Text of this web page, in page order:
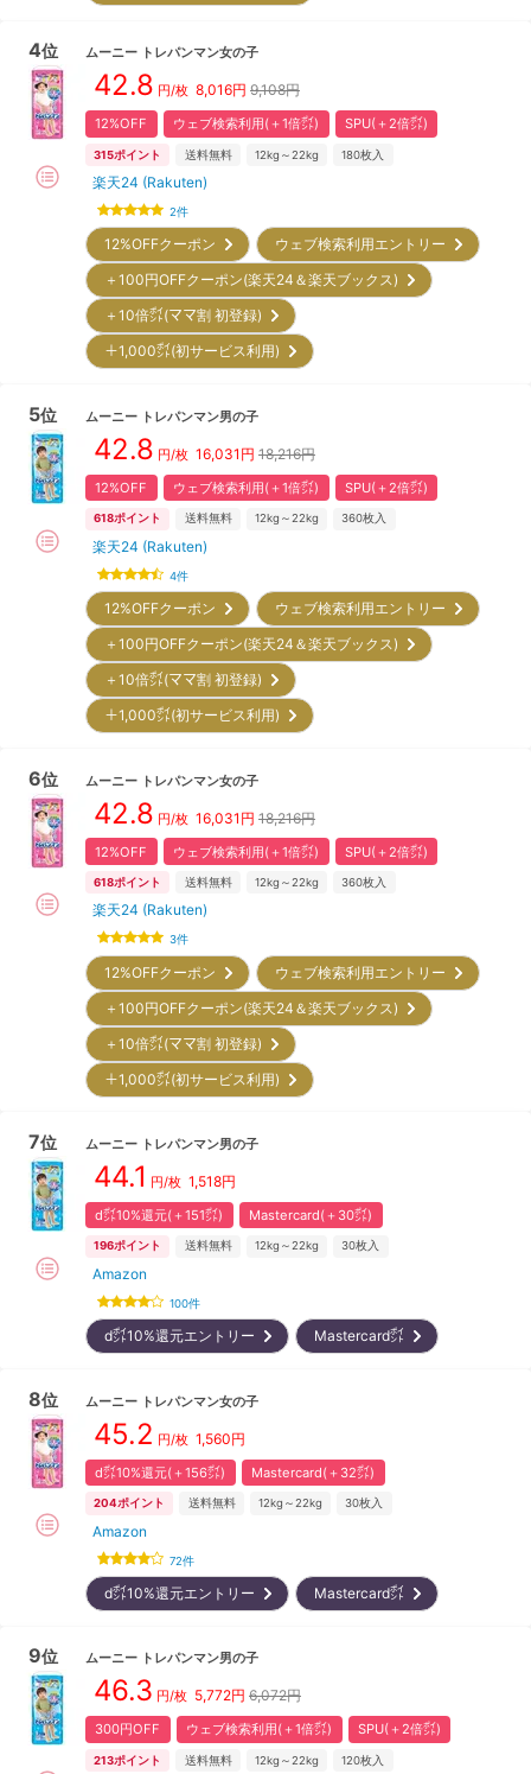
4位 ムーニー トレパンマン女の子
42.8 円/枚 8,016円 9,108円
12%OFF ウェブ検索利用(＋1倍㌽) SPU(＋2倍㌽)
315ポイント 送料無料 12kg～22kg 180枚入
楽天24 (Rakuten)
2件
12%OFFクーポン
ウェブ検索利用エントリー
＋100円OFFクーポン(楽天24＆楽天ブックス)
＋10倍㌽(ママ割 初登録)
＋1,000㌽(初サービス利用)
5位 ムーニー トレパンマン男の子
42.8 円/枚 16,031 円 18,216円
12%OFF ウェブ検索利用(＋1倍㌽) SPU(＋2倍㌽)
618ポイント 送料無料 12kg～22kg 360枚入
楽天24 (Rakuten)
4件
12%OFFクーポン
ウェブ検索利用エントリー
＋100円OFFクーポン(楽天24＆楽天ブックス)
＋10倍㌽(ママ割 初登録)
＋1,000㌽(初サービス利用)
6位 ムーニー トレパンマン女の子
42.8 円/枚 16,031 円 18,216円
12%OFF ウェブ検索利用(＋1倍㌽) SPU(＋2倍㌽)
618ポイント 送料無料 12kg～22kg 360枚入
楽天24 (Rakuten)
3件
12%OFFクーポン
ウェブ検索利用エントリー
＋100円OFFクーポン(楽天24＆楽天ブックス)
＋10倍㌽(ママ割 初登録)
＋1,000㌽(初サービス利用)
7位 ムーニー トレパンマン男の子
44.1 円/枚 1,518円
d㌽10%還元(＋151㌽) Mastercard(＋30㌽)
196ポイント 送料無料 12kg～22kg 30枚入
Amazon
100件
d㌽10%還元エントリー Mastercard㌽
8位 ムーニー トレパンマン女の子
45.2 円/枚 1,560円
d㌽10%還元(＋156㌽) Mastercard(＋32㌽)
204ポイント 送料無料 12kg～22kg 30枚入
Amazon
72件
d㌽10%還元エントリー Mastercard㌽
9位 ムーニー トレパンマン男の子
46.3 円/枚 5,772円 6,072円
300円OFF ウェブ検索利用(＋1倍㌽) SPU(＋2倍㌽)
213ポイント 送料無料 12kg～22kg 120枚入